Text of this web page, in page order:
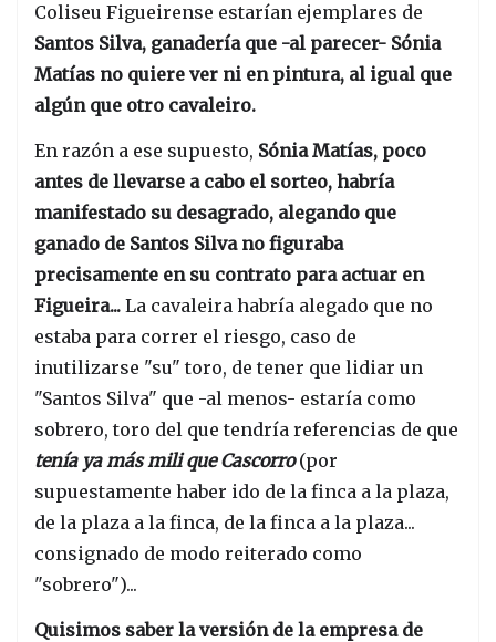
Coliseu Figueirense estarían ejemplares de
Santos Silva, ganadería que -al parecer- Sónia
Matías no quiere ver ni en pintura, al igual que
algún que otro cavaleiro.
En razón a ese supuesto, Sónia Matías, poco
antes de llevarse a cabo el sorteo, habría
manifestado su desagrado, alegando que
ganado de Santos Silva no figuraba
precisamente en su contrato para actuar en
Figueira... La cavaleira habría alegado que no
estaba para correr el riesgo, caso de
inutilizarse "su" toro, de tener que lidiar un
"Santos Silva" que -al menos- estaría como
sobrero, toro del que tendría referencias de que
tenía ya más mili que Cascorro(por
supuestamente haber ido de la finca a la plaza,
de la plaza a la finca, de la finca a la plaza...
consignado de modo reiterado como
"sobrero")...
Quisimos saber la versión de la empresa de